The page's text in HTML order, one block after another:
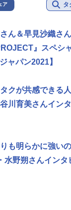
ア タ
ん＆早見沙織さ
』スペシ
ャパン2021】
クが共感でき
川育美さんイン
も明らかに強い
水野朔さんイン